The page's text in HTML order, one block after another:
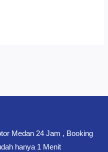
Medan 24 Jam , Booking
hanya 1 Menit